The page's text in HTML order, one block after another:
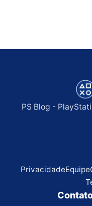
PS Blog -
PrivacidadeEquipe